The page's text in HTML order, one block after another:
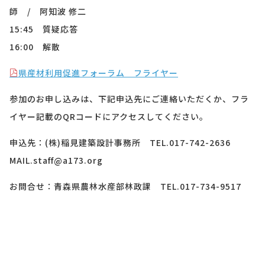
師 / 阿知波 修二
15:45 質疑応答
16:00 解散
県産材利用促進フォーラム フライヤー
参加のお申し込みは、下記申込先にご連絡いただくか、フラ
イヤー記載のQRコードにアクセスしてください。
申込先：(株)稲見建築設計事務所 TEL.017-742-2636
MAIL.staff@a173.org
お問合せ：青森県農林水産部林政課 TEL.017-734-9517